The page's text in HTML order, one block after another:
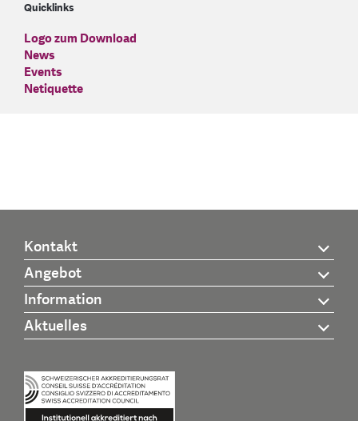
Quicklinks
Logo zum Download
News
Events
Netiquette
Kontakt
Angebot
Information
Aktuelles